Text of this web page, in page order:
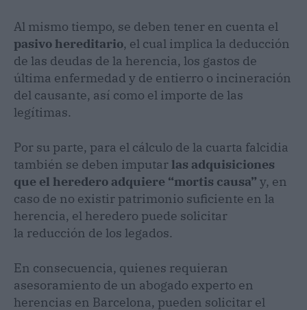
Al mismo tiempo, se deben tener en cuenta el
pasivo hereditario, el cual implica la deducción
de las deudas de la herencia, los gastos de
última enfermedad y de entierro o incineración
del causante, así como el importe de las
legítimas.
Por su parte, para el cálculo de la cuarta falcidia
también se deben imputarlas adquisiciones
que el heredero adquiere “mortis causa” y, en
caso de no existir patrimonio suficiente en la
herencia, el heredero puede solicitar
la reducción de los legados.
En consecuencia, quienes requieran
asesoramiento de un abogado experto en
herencias en Barcelona, pueden solicitar el